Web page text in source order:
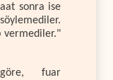
sonra ise
vermediler."
göre, fuar